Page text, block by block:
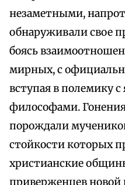
незаметными,
обнаруживали свое
боясь
мирных, с
вступая в полемику
философами.
порождали
стойкости которых
христианские
приверженцев новой